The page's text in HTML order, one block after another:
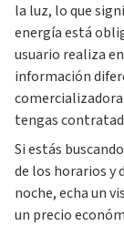
la luz, lo que
energía está
usuario realiza
información
tengas
Si estás
de los horarios y
noche, echa un
un precio